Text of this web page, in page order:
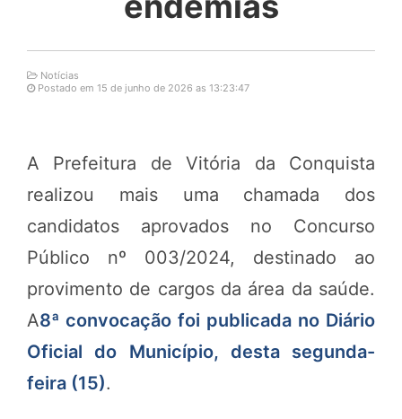
Notícias
Postado em 15 de junho de 2026 as 13:23:47
A Prefeitura de Vitória da Conquista
realizou mais uma chamada dos
candidatos aprovados no Concurso
Público nº 003/2024, destinado ao
provimento de cargos da área da saúde.
A8ª convocação foi publicada no Diário
Oficial do Município, desta segunda-
feira (15).